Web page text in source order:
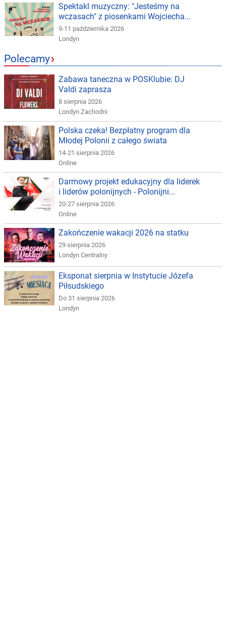
Spektakl muzyczny: "Jesteśmy na
wczasach" z piosenkami Wojciecha...
9-11 października 2026
Londyn
Polecamy›
Zabawa taneczna w POSKlubie: DJ
Valdi zaprasza
8 sierpnia 2026
Londyn Zachodni
Polska czeka! Bezpłatny program dla
Młodej Polonii z całego świata
14-21 sierpnia 2026
Online
Darmowy projekt edukacyjny dla liderek
i liderów polonijnych - Polonijni...
20-27 sierpnia 2026
Online
Zakończenie wakacji 2026 na statku
29 sierpnia 2026
Londyn Centralny
Eksponat sierpnia w Instytucie Józefa
Piłsudskiego
Do 31 sierpnia 2026
Londyn